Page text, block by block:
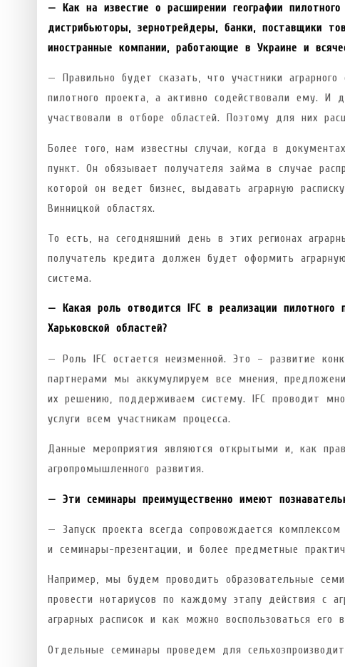
— Как на известие о расширении географии
дистрибьюторы, зернотрейдеры, банки, поставщики
иностранные компании, работающие в Украине и
— Правильно будет сказать, что участники аграрного
пилотного проекта, а активно содействовали ему. И
участвовали в отборе областей. Поэтому для них
Более того, нам известны случаи, когда в
пункт. Он обязывает получателя займа в случае
которой он ведет бизнес, выдавать аграрную
Винницкой областях.
То есть, на сегодняшний день в этих регионах
получатель кредита должен будет оформить
система.
— Какая роль отводится IFC в реализации пилотного
Харьковской областей?
— Роль IFC остается неизменной. Это – развитие
партнерами мы аккумулируем все мнения,
их решению, поддерживаем систему. IFC проводит
услуги всем участникам процесса.
Данные мероприятия являются открытыми и, как
агропромышленного развития.
— Эти семинары преимущественно имеют
— Запуск проекта всегда сопровождается
и семинары-презентации, и более предметные
Например, мы будем проводить образовательные
провести нотариусов по каждому этапу действия с
аграрных расписок и как можно воспользоваться его
Отдельные семинары проведем для